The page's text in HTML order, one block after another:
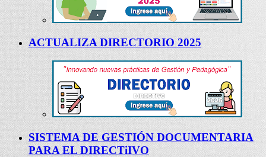
ACTUALIZA DIRECTORIO 2025
SISTEMA DE GESTIÓN DOCUMENTARIA
PARA EL DIRECTiIVO